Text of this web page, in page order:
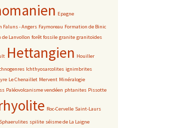
Epagne
Faluns - Angers Faymoreau Formation de Binic
de Lanvollon forêt fossile granite granitoïdes
Hettangien Houiller
Ichthyosarcolites ignimbrites
Le Chenaillet Mervent Minéralogie
Paléovolcanisme vendéen phtanites Pissotte
Roc-Cervelle Saint-Laurs
Sphaerulites spilite séisme de La Laigne